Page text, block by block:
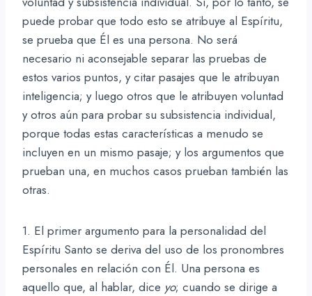
puede probar que todo esto se atribuye al Espíritu,
se prueba que Él es una persona. No será
necesario ni aconsejable separar las pruebas de
estos varios puntos, y citar pasajes que le atribuyan
inteligencia; y luego otros que le atribuyen voluntad
y otros aún para probar su subsistencia individual,
porque todas estas características a menudo se
incluyen en un mismo pasaje; y los argumentos que
prueban una, en muchos casos prueban también las
otras.
1. El primer argumento para la personalidad del
Espíritu Santo se deriva del uso de los pronombres
personales en relación con Él. Una persona es
aquello que, al hablar, dice yo; cuando se dirige a